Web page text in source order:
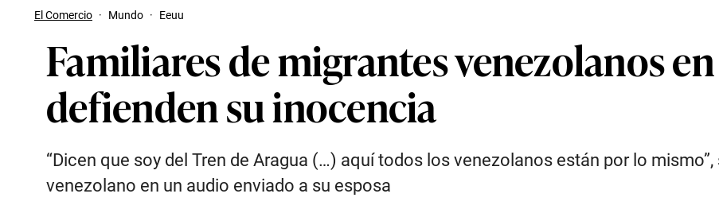
El Comercio · Mundo · Eeuu
Familiares de migrantes venezolanos
defienden su inocencia
“Dicen que soy del Tren de Aragua (…) aquí todos los venezolanos están por lo
venezolano en un audio enviado a su esposa